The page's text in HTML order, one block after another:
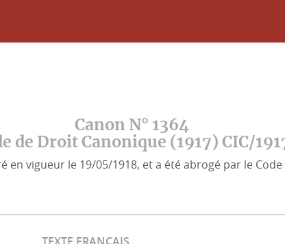
Canon N° 1364
de Droit Canonique (1917) CIC/
en vigueur le 19/05/1918, et a été abrogé par le